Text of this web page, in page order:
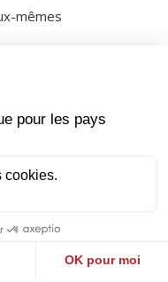
mêmes
»